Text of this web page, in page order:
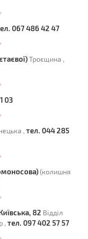
067 486 42 47
Троєщина ,
03
, тел. 044 285
(колишня
82 Відділ
, тел. 097 402 57 57